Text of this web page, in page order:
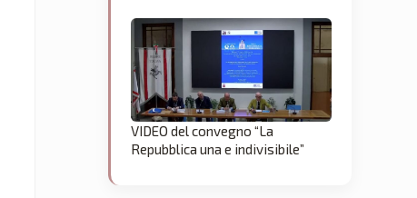
VIDEO del convegno “La
Repubblica una e indivisibile”